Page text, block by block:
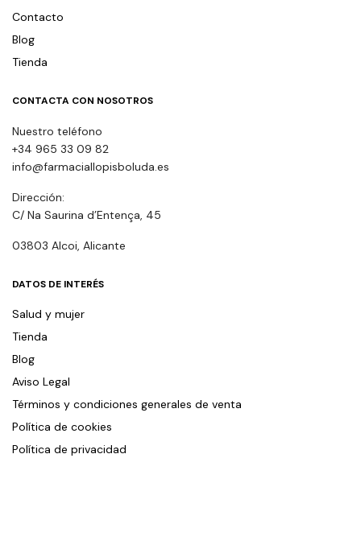
Contacto
Blog
Tienda
CONTACTA CON NOSOTROS
Nuestro teléfono
+34 965 33 09 82
info@farmaciallopisboluda.es
Dirección:
C/ Na Saurina d’Entença, 45
03803 Alcoi, Alicante
DATOS DE INTERÉS
Salud y mujer
Tienda
Blog
Aviso Legal
Términos y condiciones generales de venta
Política de cookies
Política de privacidad